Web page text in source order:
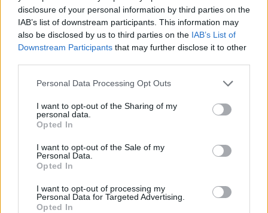
disclosure of your personal information by third parties on the
IAB’s list of downstream participants. This information may
also be disclosed by us to third parties on the IAB’s List of
Downstream Participants that may further disclose it to other
Personal Data Processing Opt Outs
I want to opt-out of the Sharing of my
personal data.
Opted In
I want to opt-out of the Sale of my
Personal Data.
Opted In
I want to opt-out of processing my
Personal Data for Targeted Advertising.
Opted In
FIBA Europe Cup, registró 12.9 puntos, 3.7 rebotes y 3.3
asistencias en 13 partidos.
Expectativas y
rumores
Personalidades como Haris Stavrou y Vasiliki
Kárntenas al Valencia en el programa 40 Minutes
EuroLeague.